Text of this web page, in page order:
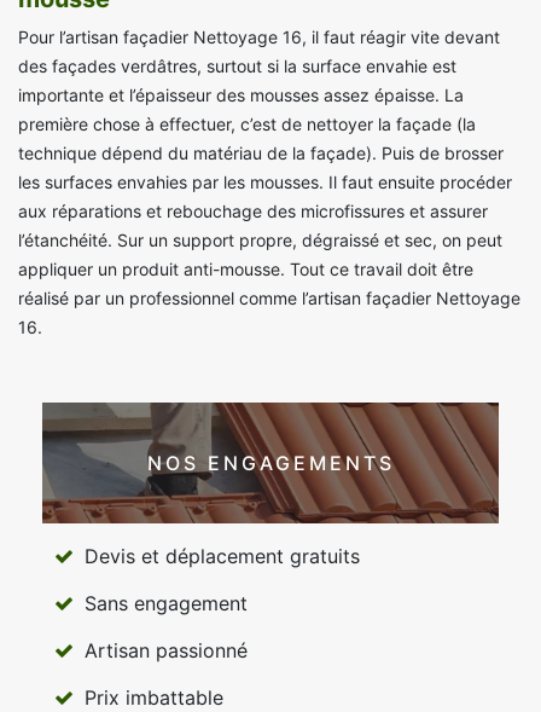
Pour l’artisan façadier Nettoyage 16, il faut réagir vite devant
des façades verdâtres, surtout si la surface envahie est
importante et l’épaisseur des mousses assez épaisse. La
première chose à effectuer, c’est de nettoyer la façade (la
technique dépend du matériau de la façade). Puis de brosser
les surfaces envahies par les mousses. Il faut ensuite procéder
aux réparations et rebouchage des microfissures et assurer
l’étanchéité. Sur un support propre, dégraissé et sec, on peut
appliquer un produit anti-mousse. Tout ce travail doit être
réalisé par un professionnel comme l’artisan façadier Nettoyage
16.
NOS ENGAGEMENTS
Devis et déplacement gratuits
Sans engagement
Artisan passionné
Prix imbattable